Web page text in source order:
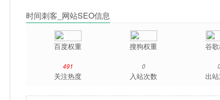
时间刺客_网站SEO信息
百度权重 搜狗权重 谷
491
关注热度
0
入站次数 出